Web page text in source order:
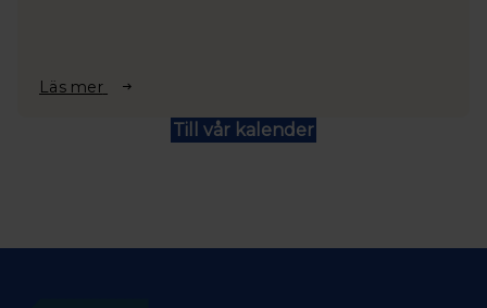
Läs mer
Till vår kalender